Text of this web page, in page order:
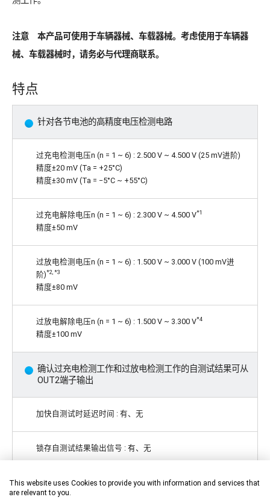
注意 本产品可使用于车辆器械、车载器械。考虑使用于车辆器
械、车载器械时，请务必与代理商联系。
特点
针对各节电池的高精度电压检测电路
过充电检测电压n (n = 1 ~ 6) : 2.500 V ~ 4.500 V (25 mV进阶)
精度±20 mV (Ta = +25°C)
精度±30 mV (Ta = −5°C ~ +55°C)
过充电解除电压n (n = 1 ~ 6) : 2.300 V ~ 4.500 V*1
精度±50 mV
过放电检测电压n (n = 1 ~ 6) : 1.500 V ~ 3.000 V (100 mV进
阶)*2, *3
精度±80 mV
过放电解除电压n (n = 1 ~ 6) : 1.500 V ~ 3.300 V*4
精度±100 mV
确认过充电检测工作和过放电检测工作的自测试结果可从
OUT2端子输出
加快自测试时延迟时间 : 有、无
锁存自测试结果输出信号 : 有、无
各种延迟时间仅通过内置电路即可实现 (不需要外接电容)
This website uses Cookies to provide you with information and services that
are relevant to you.